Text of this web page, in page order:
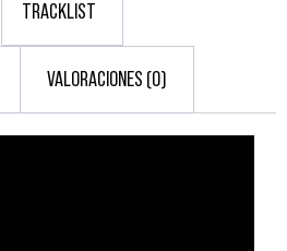
TRACKLIST
VALORACIONES (0)